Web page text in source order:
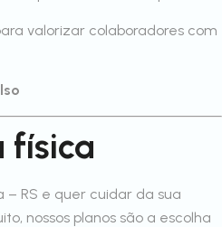
valorizar colaboradores com
física
– RS e quer cuidar da sua
nossos planos são a escolha